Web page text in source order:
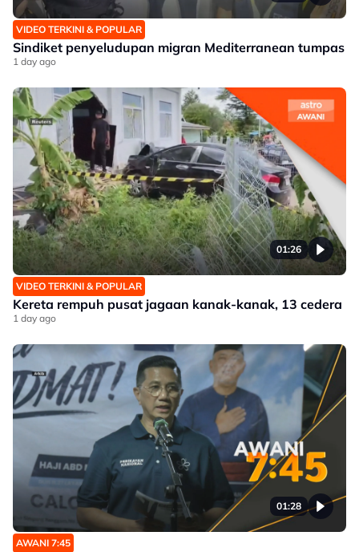
VIDEO TERKINI & POPULAR
Sindiket penyeludupan migran Mediterranean tumpas
1 day ago
01:26
VIDEO TERKINI & POPULAR
Kereta rempuh pusat jagaan kanak-kanak, 13 cedera
1 day ago
01:28
AWANI 7:45